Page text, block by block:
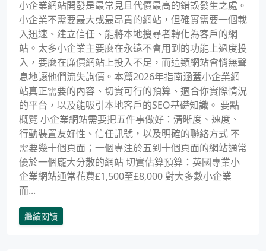
小企業網站開發是最常見且代價最高的錯誤發生之處。
小企業不需要最大或最昂貴的網站，但確實需要一個載
入迅速、建立信任、能將本地搜尋者轉化為客戶的網
站。太多小企業主要麼在永遠不會用到的功能上過度投
入，要麼在廉價網站上投入不足，而這類網站會悄無聲
息地讓他們流失詢價。本篇2026年指南涵蓋小企業網
站真正需要的內容、切實可行的預算、適合你實際情況
的平台，以及能吸引本地客戶的SEO基礎知識。 要點
概覽 小企業網站需要把五件事做好：清晰度、速度、
行動裝置友好性、信任訊號，以及明確的聯絡方式 不
需要幾十個頁面；一個專注於五到十個頁面的網站通常
優於一個龐大分散的網站 切實估算預算：英國專業小
企業網站通常花費£1,500至£8,000 對大多數小企業
而...
繼續閱讀